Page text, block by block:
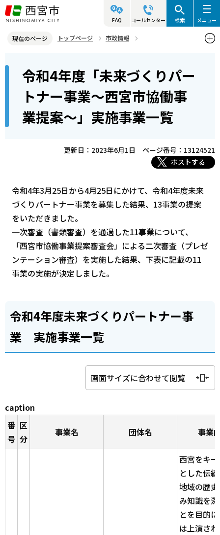
こ
の
ジ
す
FAQ コールセンター 検索 メニュー
現在のページ トップページ
市政情報
未来づくりパートナー事業（協働事業提案制度）
令和4年度「未来づくりパートナー事業～西宮市協働事業提案～」実
施事業一覧
ら
令和4年度「未来づくりパー
トナー事業～西宮市協働事
業提案～」実施事業一覧
更新日：2023年6月1日
ページ番号：13124521
ポストする
令和4年3月25日から4月25日にかけて、令和4年度未来
づくりパートナー事業を募集した結果、13事業の提案
をいただきました。
一次審査（書類審査）を通過した11事業について、
「西宮市協働事業提案審査会」による二次審査（プレゼ
ンテーション審査）を実施した結果、下表に記載の11
事業の実施が決定しました。
令和4年度未来づくりパートナー事
業 実施事業一覧
画面サイズに合わせて閲覧
caption
番
号
区
分
事業名 団体名 事業
西宮をキ
とした伝
地域の歴
み知識を
とを目的
は上演さ